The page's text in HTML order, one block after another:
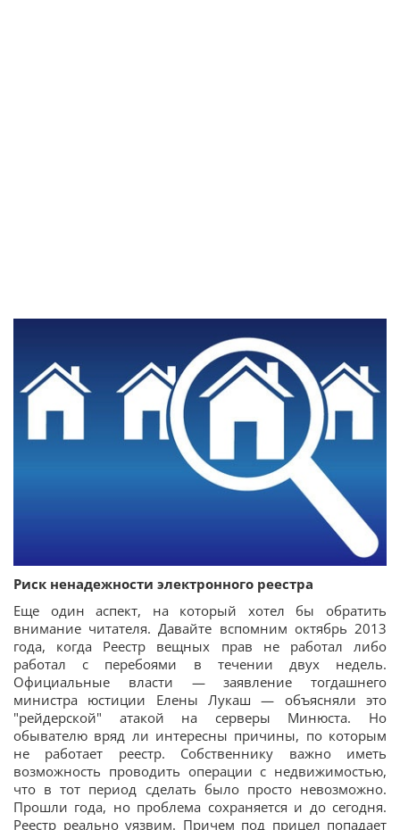
Риск ненадежности электронного реестра
Еще один аспект, на который хотел бы обратить
внимание читателя. Давайте вспомним октябрь 2013
года, когда Реестр вещных прав не работал либо
работал с перебоями в течении двух недель.
Официальные власти — заявление тогдашнего
министра юстиции Елены Лукаш — объясняли это
"рейдерской" атакой на серверы Минюста. Но
обывателю вряд ли интересны причины, по которым
не работает реестр. Собственнику важно иметь
возможность проводить операции с недвижимостью,
что в тот период сделать было просто невозможно.
Прошли года, но проблема сохраняется и до сегодня.
Реестр реально уязвим. Причем под прицел попадает